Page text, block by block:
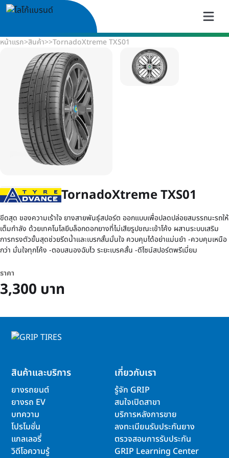
หน้าแรก>สินค้า>>TornadoXtreme TXS01
TornadoXtreme TXS01
ขีดสุด ของความเร้าใจ ยางสายพันธุ์สปอร์ต ออกแบบเพื่อปลดปล่อยสมรรถนะรถให้
เต็มกำลัง ด้วยเทคโนโลยีบล็อกดอกยางที่ไม่เสียรูปขณะเข้าโค้ง ผสานระบบเสริม
การทรงตัวขั้นสุดช่วยรีดน้ำและเบรกสั้นมั่นใจ ควบคุมได้อย่าแม่นยำ -ควบคุมเหนือ
กว่า มั่นใจทุกโค้ง -ตอบสนองฉับไว ระยะเบรคสั้น -ดีไซน์สปอร์ตพรีเมี่ยม
ราคา
3,300 บาท
สินค้าและบริการ
ยางรถยนต์
ยางรถ EV
บทความ
โปรโมชั่น
แกลเลอรี่
วิดีโอความรู้
เกี่ยวกับเรา
รู้จัก GRIP
สนใจเปิดสาขา
บริการหลังการขาย
ลงทะเบียนรับประกันยาง
ตรวจสอบการรับประกัน
GRIP Learning Center